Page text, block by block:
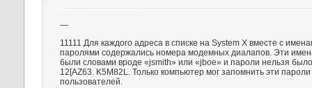
—
11111 Для каждого адреса в списке на System X вместе с
паролями содержались номера модемных диалапов. Эти
были словами вроде «jsmith» или «jboe» и пароли нельзя
12[AZ63. K5M82L. Только компьютер мог запомнить эти
пользователей.